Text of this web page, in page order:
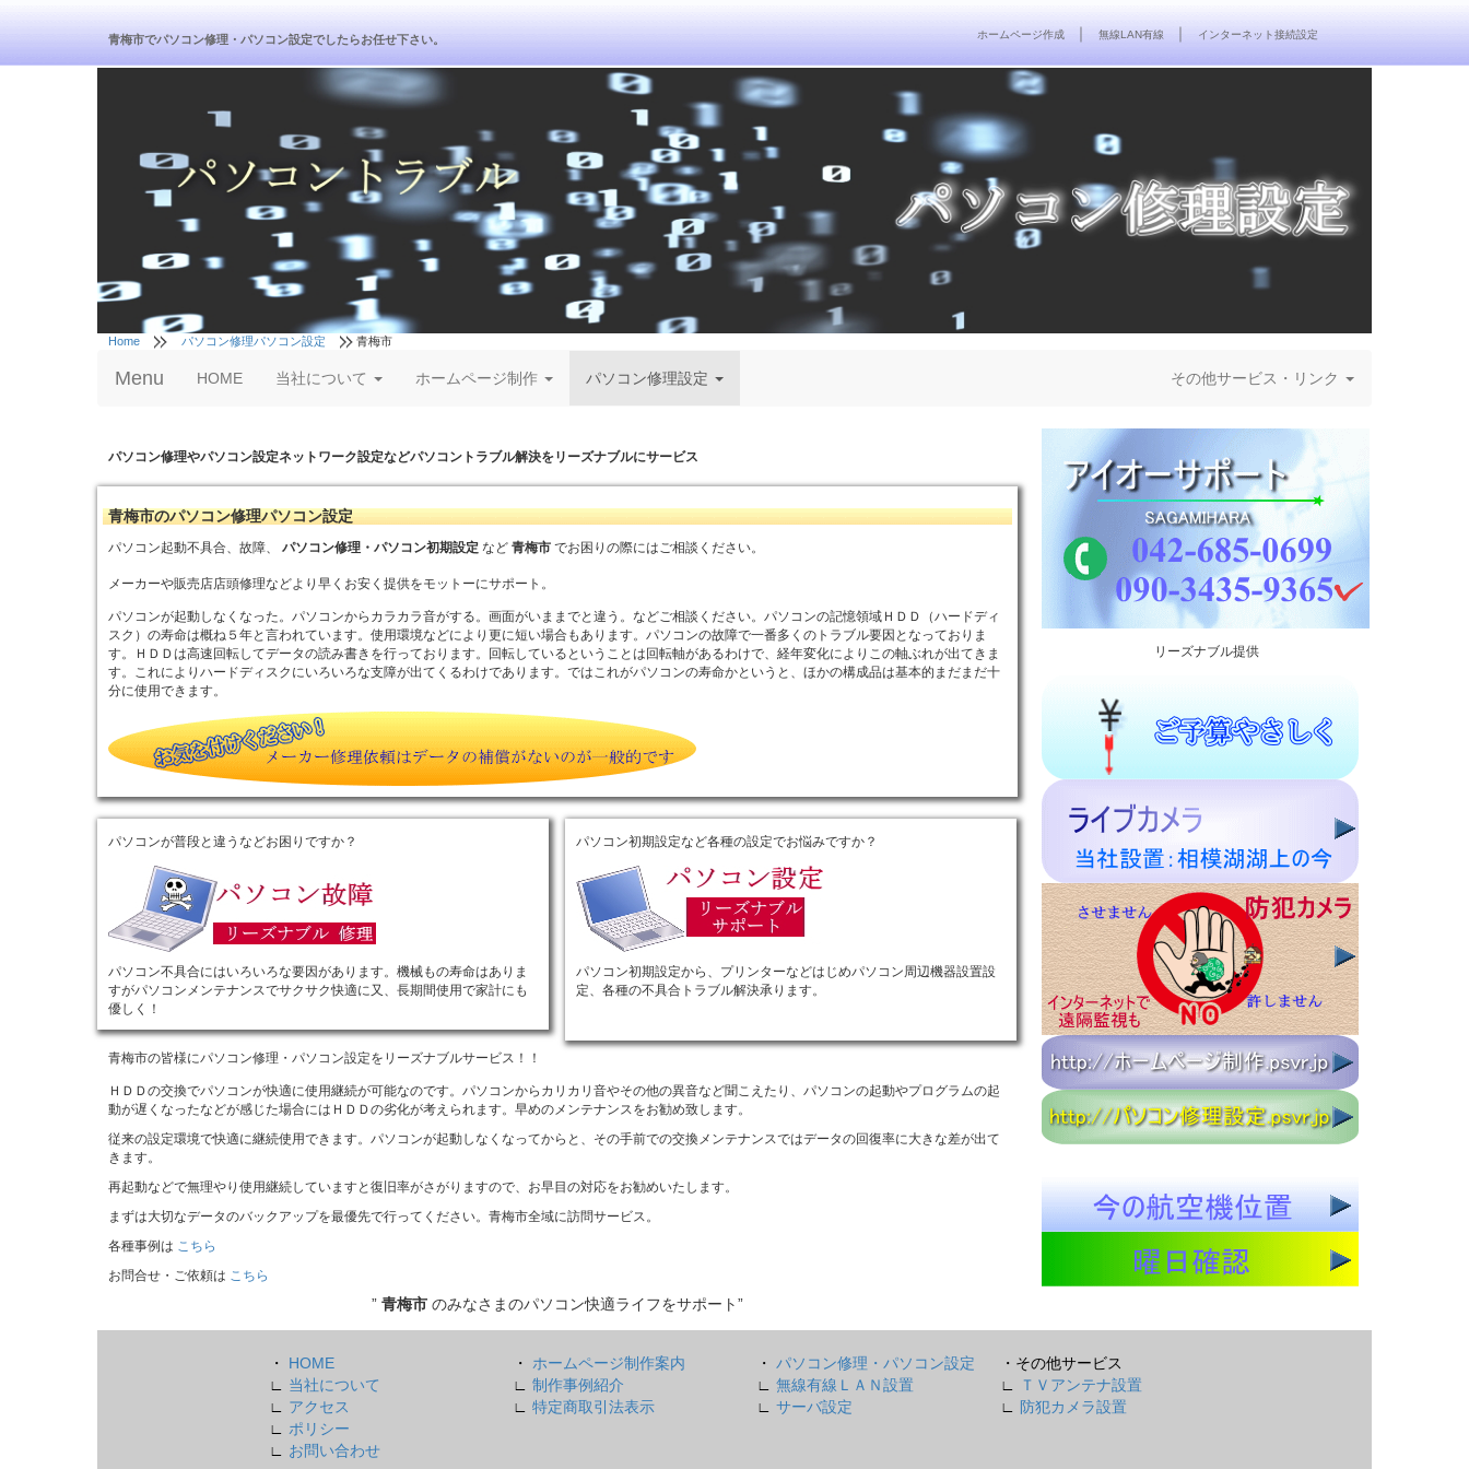
青梅市でパソコン修理・パソコン設定でしたらお任せ下さい。 ホームページ作成 ｜ 無線LAN有線 ｜ インターネット接続設定
Home パソコン修理パソコン設定 青梅市
Menu HOME 当社について ホームページ制作 パソコン修理設定 その他サービス・リンク
パソコン修理やパソコン設定ネットワーク設定などパソコントラブル解決をリーズナブルにサービス
青梅市のパソコン修理パソコン設定
パソコン起動不具合、故障、パソコン修理・パソコン初期設定など青梅市でお困りの際にはご相談ください。
メーカーや販売店店頭修理などより早くお安く提供をモットーにサポート。
パソコンが起動しなくなった。パソコンからカラカラ音がする。画面がいままでと違う。などご相談ください。パソコンの記憶領域ＨＤＤ（ハードディ
スク）の寿命は概ね５年と言われています。使用環境などにより更に短い場合もあります。パソコンの故障で一番多くのトラブル要因となっておりま
す。ＨＤＤは高速回転してデータの読み書きを行っております。回転しているということは回転軸があるわけで、経年変化によりこの軸ぶれが出てきま
す。これによりハードディスクにいろいろな支障が出てくるわけであります。ではこれがパソコンの寿命かというと、ほかの構成品は基本的まだまだ十
分に使用できます。
パソコンが普段と違うなどお困りですか？
パソコン不具合にはいろいろな要因があります。機械もの寿命はありま
すがパソコンメンテナンスでサクサク快適に又、長期間使用で家計にも
優しく！
パソコン初期設定など各種の設定でお悩みですか？
パソコン初期設定から、プリンターなどはじめパソコン周辺機器設置設
定、各種の不具合トラブル解決承ります。
青梅市の皆様にパソコン修理・パソコン設定をリーズナブルサービス！！
ＨＤＤの交換でパソコンが快適に使用継続が可能なのです。パソコンからカリカリ音やその他の異音など聞こえたり、パソコンの起動やプログラムの起
動が遅くなったなどが感じた場合にはＨＤＤの劣化が考えられます。早めのメンテナンスをお勧め致します。
従来の設定環境で快適に継続使用できます。パソコンが起動しなくなってからと、その手前での交換メンテナンスではデータの回復率に大きな差が出て
きます。
再起動などで無理やり使用継続していますと復旧率がさがりますので、お早目の対応をお勧めいたします。
まずは大切なデータのバックアップを最優先で行ってください。青梅市全域に訪問サービス。
各種事例は こちら
お問合せ・ご依頼は こちら
”青梅市のみなさまのパソコン快適ライフをサポート”
リーズナブル提供
・ HOME
∟ 当社について
∟ アクセス
∟ ポリシー
∟ お問い合わせ
・ ホームページ制作案内
∟ 制作事例紹介
∟ 特定商取引法表示
・ パソコン修理・パソコン設定
∟ 無線有線ＬＡＮ設置
∟ サーバ設定
・その他サービス
∟
ＴＶアンテナ設置
∟
防犯カメラ設置